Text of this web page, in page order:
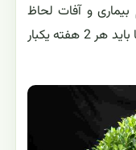
و آفات لحاظ
شود. آبیاری روزانه مورد نیاز است ، و آنها باید هر 2 هفته یکبار